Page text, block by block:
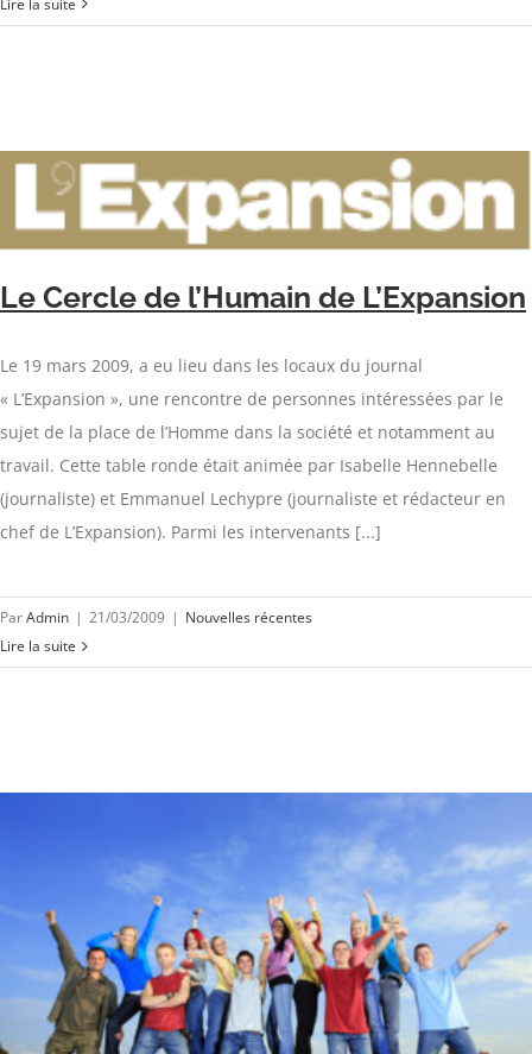
Le Cercle de l’Humain de L’Expansion
Le 19 mars 2009, a eu lieu dans les locaux du journal
« L’Expansion », une rencontre de personnes intéressées par le
sujet de la place de l’Homme dans la société et notamment au
travail. Cette table ronde était animée par Isabelle Hennebelle
(journaliste) et Emmanuel Lechypre (journaliste et rédacteur en
chef de L’Expansion). Parmi les intervenants [...]
ParAdmin | 21/03/2009 | Nouvelles récentes
Lire la suite